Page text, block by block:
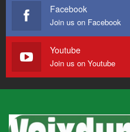
Facebook
Join us on Facebook
Youtube
Join us on Youtube